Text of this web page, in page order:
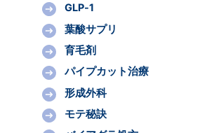
GLP-1
葉酸サプリ
育毛剤
パイプカット治療
形成外科
モテ秘訣